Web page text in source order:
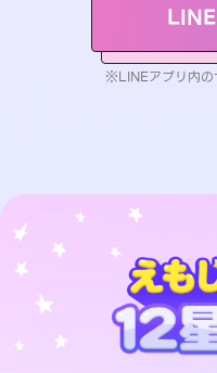
※LINEアプリ内の